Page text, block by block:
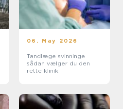
06. May 2026
Tandlæge svinninge
sådan vælger du den
rette klinik